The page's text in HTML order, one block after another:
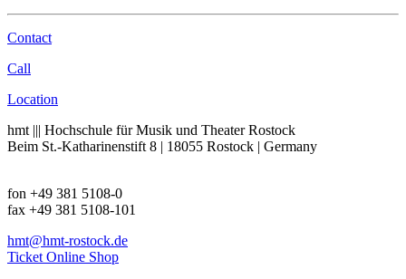
Contact
Call
Location
hmt ||| Hochschule für Musik und Theater Rostock
Beim St.-Katharinenstift 8 | 18055 Rostock | Germany
fon +49 381 5108-0
fax +49 381 5108-101
hmt@hmt-rostock.de
Ticket Online Shop